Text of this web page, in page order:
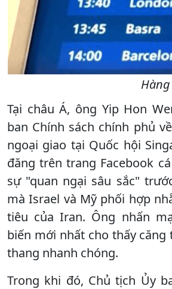
Tại châu Á, ông Yip Hon
ban Chính sách chính phủ
ngoại giao tại Quốc hội
đăng trên trang Facebook
sự "quan ngại sâu sắc"
mà Israel và Mỹ phối hợp
tiêu của Iran. Ông nhấn
biến mới nhất cho thấy căng
thang nhanh chóng.
Trong khi đó, Chủ tịch Ủy